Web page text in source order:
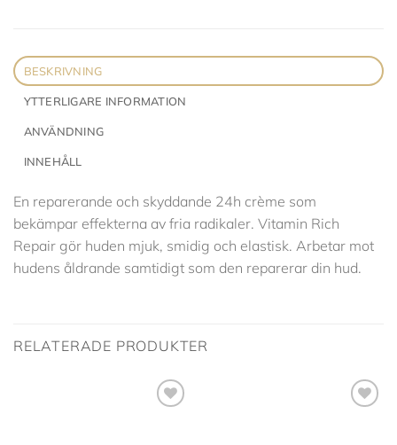
BESKRIVNING
YTTERLIGARE INFORMATION
ANVÄNDNING
INNEHÅLL
En reparerande och skyddande 24h crème som
bekämpar effekterna av fria radikaler. Vitamin Rich
Repair gör huden mjuk, smidig och elastisk. Arbetar mot
hudens åldrande samtidigt som den reparerar din hud.
RELATERADE PRODUKTER